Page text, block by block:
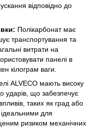
відповідно до
Полікарбонат має
транспортування та
витрати на
панелі в
кілограм ваги.
ALVECO мають високу
ударів, що забезпечує
таких як град або
для
ризиком механічних